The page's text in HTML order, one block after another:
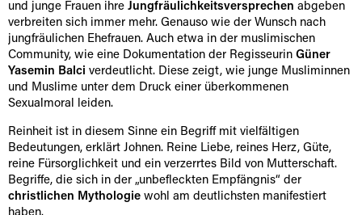
und junge Frauen ihre Jungfräulichkeitsversprechen abgeben
verbreiten sich immer mehr. Genauso wie der Wunsch nach
jungfräulichen Ehefrauen. Auch etwa in der muslimischen
Community, wie eine Dokumentation der Regisseurin Güner
Yasemin Balci verdeutlicht. Diese zeigt, wie junge Musliminnen
und Muslime unter dem Druck einer überkommenen
Sexualmoral leiden.
Reinheit ist in diesem Sinne ein Begriff mit vielfältigen
Bedeutungen, erklärt Johnen. Reine Liebe, reines Herz, Güte,
reine Fürsorglichkeit und ein verzerrtes Bild von Mutterschaft.
Begriffe, die sich in der „unbefleckten Empfängnis“ der
christlichen Mythologie wohl am deutlichsten manifestiert